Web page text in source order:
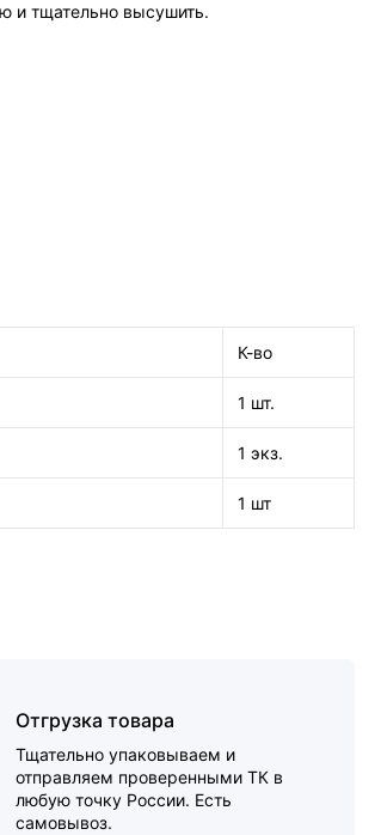
и тщательно высушить.
К-во
1 шт.
1 экз.
1 шт
Отгрузка товара
Тщательно упаковываем и
отправляем проверенными ТК в
любую точку России. Есть
самовывоз.